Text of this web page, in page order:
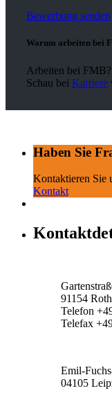
Bewerbung senden
Warum arbeiten bei
Arbeiten bei FMB?
Schau bei Karriere
Haben Sie
Kontaktieren Sie
Kontakt
91154 Roth
Telefon
Telefax
Emil-
04105